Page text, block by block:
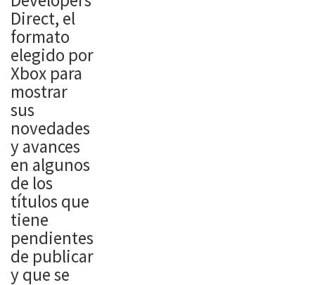
Direct, el
formato
elegido por
Xbox para
mostrar
sus
novedades
y avances
en algunos
de los
títulos que
tiene
pendientes
de publicar
y que se